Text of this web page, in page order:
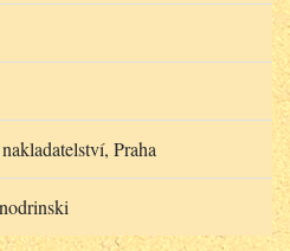
Praha